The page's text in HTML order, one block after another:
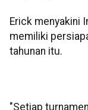
Erick menyakini
memiliki
tahunan itu.
"Setiap